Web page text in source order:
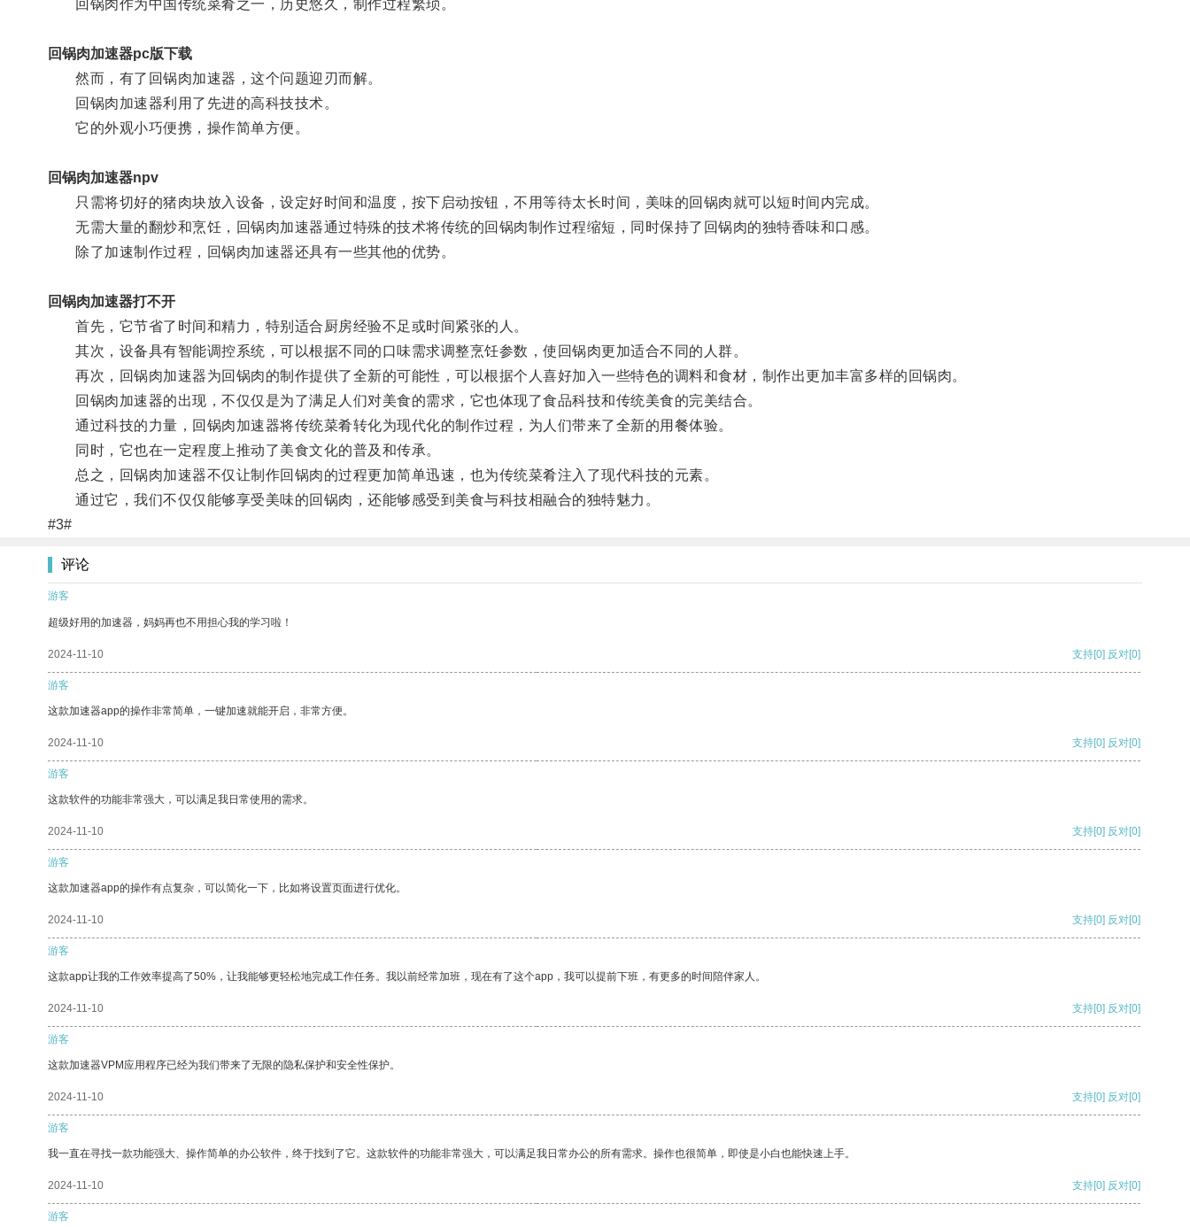
回锅肉作为中国传统菜肴之一，历史悠久，制作过程繁琐。
回锅肉加速器pc版下载
然而，有了回锅肉加速器，这个问题迎刃而解。
回锅肉加速器利用了先进的高科技技术。
它的外观小巧便携，操作简单方便。
回锅肉加速器npv
只需将切好的猪肉块放入设备，设定好时间和温度，按下启动按钮，不用等待太长时间，美味的回锅肉就可以短时间内完成。
无需大量的翻炒和烹饪，回锅肉加速器通过特殊的技术将传统的回锅肉制作过程缩短，同时保持了回锅肉的独特香味和口感。
除了加速制作过程，回锅肉加速器还具有一些其他的优势。
回锅肉加速器打不开
首先，它节省了时间和精力，特别适合厨房经验不足或时间紧张的人。
其次，设备具有智能调控系统，可以根据不同的口味需求调整烹饪参数，使回锅肉更加适合不同的人群。
再次，回锅肉加速器为回锅肉的制作提供了全新的可能性，可以根据个人喜好加入一些特色的调料和食材，制作出更加丰富多样的回锅肉。
回锅肉加速器的出现，不仅仅是为了满足人们对美食的需求，它也体现了食品科技和传统美食的完美结合。
通过科技的力量，回锅肉加速器将传统菜肴转化为现代化的制作过程，为人们带来了全新的用餐体验。
同时，它也在一定程度上推动了美食文化的普及和传承。
总之，回锅肉加速器不仅让制作回锅肉的过程更加简单迅速，也为传统菜肴注入了现代科技的元素。
通过它，我们不仅仅能够享受美味的回锅肉，还能够感受到美食与科技相融合的独特魅力。
#3#
评论
游客
超级好用的加速器，妈妈再也不用担心我的学习啦！
2024-11-10 支持[0] 反对[0]
游客
这款加速器app的操作非常简单，一键加速就能开启，非常方便。
2024-11-10 支持[0] 反对[0]
游客
这款软件的功能非常强大，可以满足我日常使用的需求。
2024-11-10 支持[0] 反对[0]
游客
这款加速器app的操作有点复杂，可以简化一下，比如将设置页面进行优化。
2024-11-10 支持[0] 反对[0]
游客
这款app让我的工作效率提高了50%，让我能够更轻松地完成工作任务。我以前经常加班，现在有了这个app，我可以提前下班，有更多的时间陪伴家人。
2024-11-10 支持[0] 反对[0]
游客
这款加速器VPM应用程序已经为我们带来了无限的隐私保护和安全性保护。
2024-11-10 支持[0] 反对[0]
游客
我一直在寻找一款功能强大、操作简单的办公软件，终于找到了它。这款软件的功能非常强大，可以满足我日常办公的所有需求。操作也很简单，即使是小白也能快速上手。
2024-11-10 支持[0] 反对[0]
游客